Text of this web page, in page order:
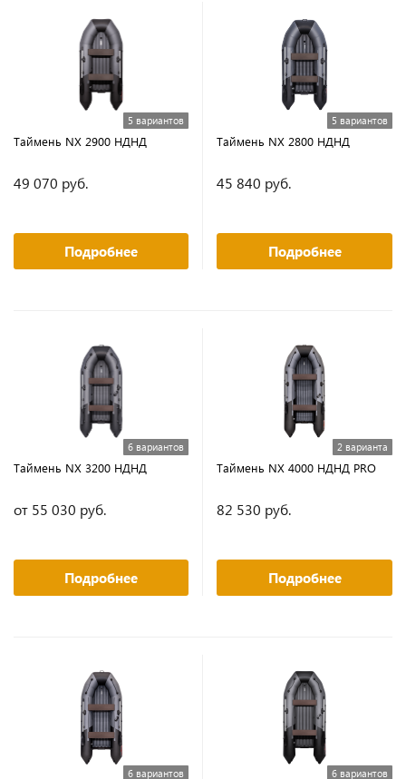
5 вариантов
Таймень NX 2900 НДНД
49 070 руб.
Подробнее
5 вариантов
Таймень NX 2800 НДНД
45 840 руб.
Подробнее
6 вариантов
Таймень NX 3200 НДНД
от 55 030 руб.
Подробнее
2 варианта
Таймень NX 4000 НДНД PRO
82 530 руб.
Подробнее
6 вариантов 6 вариантов